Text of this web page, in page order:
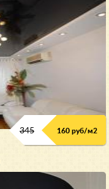
345 160 руб/м2